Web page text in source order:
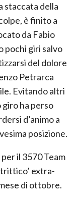
staccata della
è finito a
da Fabio
pochi giri salvo
del dolore
Petrarca
Evitando altri
ha perso
d’animo a
posizione.
il 3570 Team
extra-
di ottobre.